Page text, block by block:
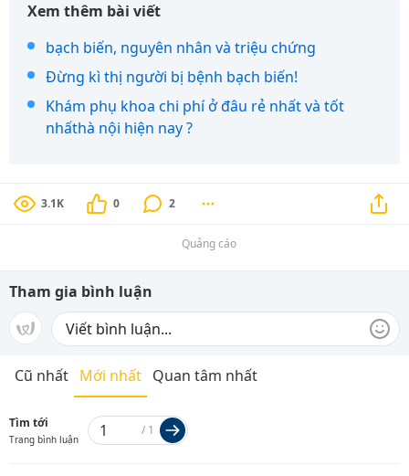
Xem thêm bài viết
bạch biến, nguyên nhân và triệu chứng
Đừng kì thị người bị bệnh bạch biến!
Khám phụ khoa chi phí ở đâu rẻ nhất và tốt
nhấthà nội hiện nay ?
3.1K 0 2
Quảng cáo
Tham gia bình luận
Cũ nhất Mới nhất Quan tâm nhất
Tìm tới
Trang bình luận
/ 1